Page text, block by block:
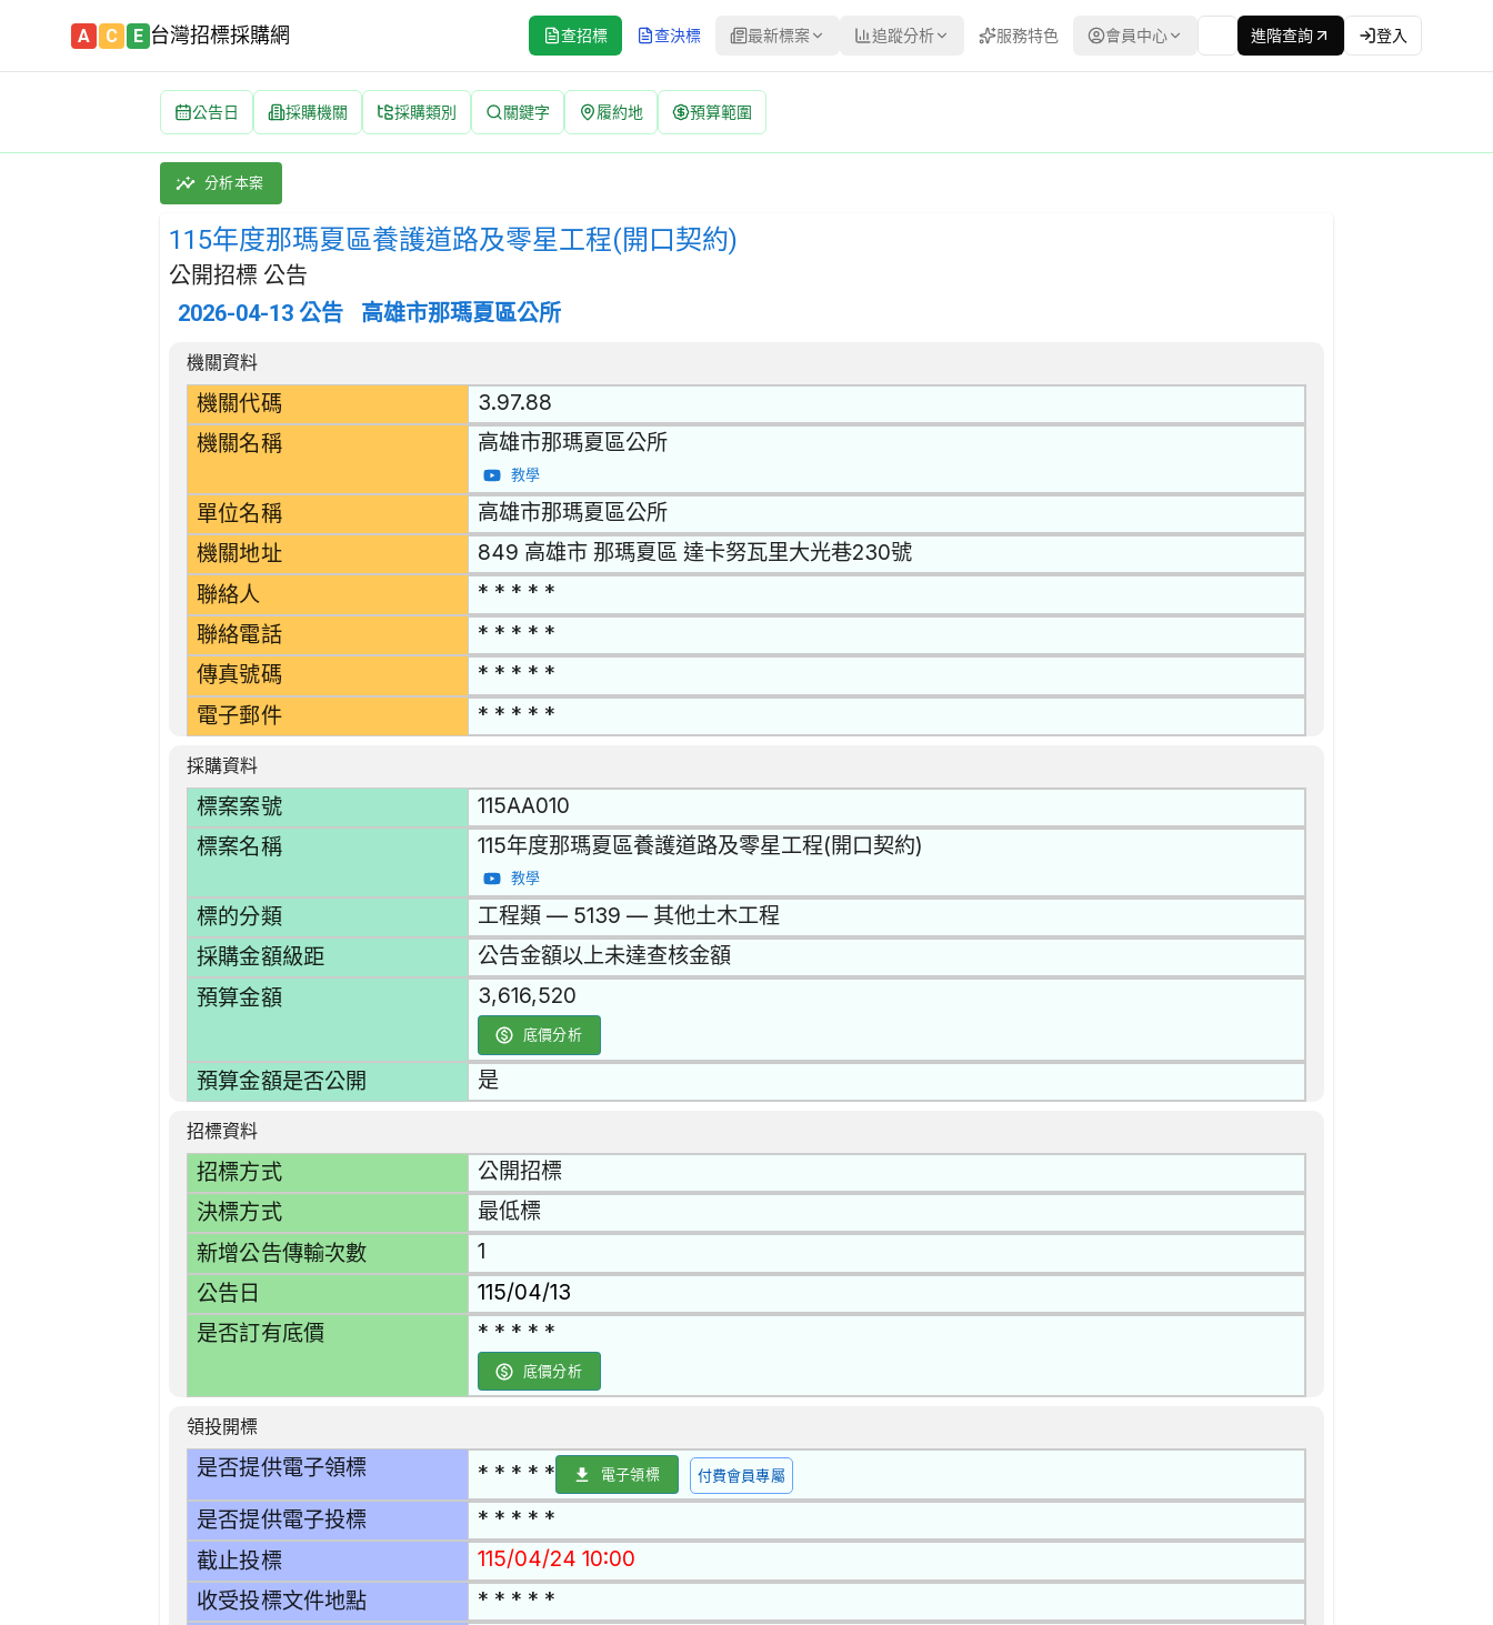
A C E 台灣招標採購網 查招標 查決標 最新標案 追蹤分析 服務特色 會員中心 進階查詢 登入
公告日 採購機關 採購類別 關鍵字 履約地 預算範圍
115年度那瑪夏區養護道路及零星工程(開口契約) 招標公告 | 案號：115AA010 | 公開招標 公告
採購類別：工程類 其他土木工程 | 招標方式：公開招標 | 決標方式：最低標 | 資料來源：台灣政府電子採購網（公共工程委員會） | 更新時間：2026-04-
分析本案
115年度那瑪夏區養護道路及零星工程(開口契約)
公開招標 公告
2026-04-13 公告 高雄市那瑪夏區公所
招標公告詳細內容
機關資料
機關代碼 3.97.88
機關名稱 高雄市那瑪夏區公所
教學
單位名稱 高雄市那瑪夏區公所
機關地址 849 高雄市 那瑪夏區 達卡努瓦里大光巷230號
聯絡人 * * * * *
聯絡電話 * * * * *
傳真號碼 * * * * *
電子郵件 * * * * *
採購資料
標案案號 115AA010
標案名稱 115年度那瑪夏區養護道路及零星工程(開口契約)
教學
標的分類 工程類 — 5139 — 其他土木工程
採購金額級距 公告金額以上未達查核金額
預算金額 3,616,520
底價分析
預算金額是否公開 是
招標資料
招標方式 公開招標
決標方式 最低標
新增公告傳輸次數 1
公告日 115/04/13
是否訂有底價 * * * * *
底價分析
領投開標
是否提供電子領標 * * * * * 電子領標 付費會員專屬
是否提供電子投標 * * * * *
截止投標 115/04/24 10:00
收受投標文件地點 * * * * *